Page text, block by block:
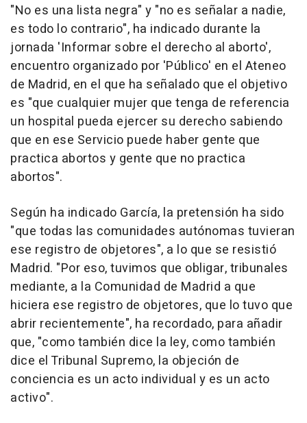
"No es una lista negra" y "no es señalar a nadie,
es todo lo contrario", ha indicado durante la
jornada 'Informar sobre el derecho al aborto',
encuentro organizado por 'Público' en el Ateneo
de Madrid, en el que ha señalado que el objetivo
es "que cualquier mujer que tenga de referencia
un hospital pueda ejercer su derecho sabiendo
que en ese Servicio puede haber gente que
practica abortos y gente que no practica
abortos".
Según ha indicado García, la pretensión ha sido
"que todas las comunidades autónomas tuvieran
ese registro de objetores", a lo que se resistió
Madrid. "Por eso, tuvimos que obligar, tribunales
mediante, a la Comunidad de Madrid a que
hiciera ese registro de objetores, que lo tuvo que
abrir recientemente", ha recordado, para añadir
que, "como también dice la ley, como también
dice el Tribunal Supremo, la objeción de
conciencia es un acto individual y es un acto
activo".